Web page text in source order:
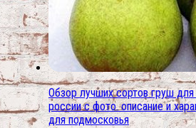
Обзор лучших сортов груш для
россии с фото. описание и
для подмосковья